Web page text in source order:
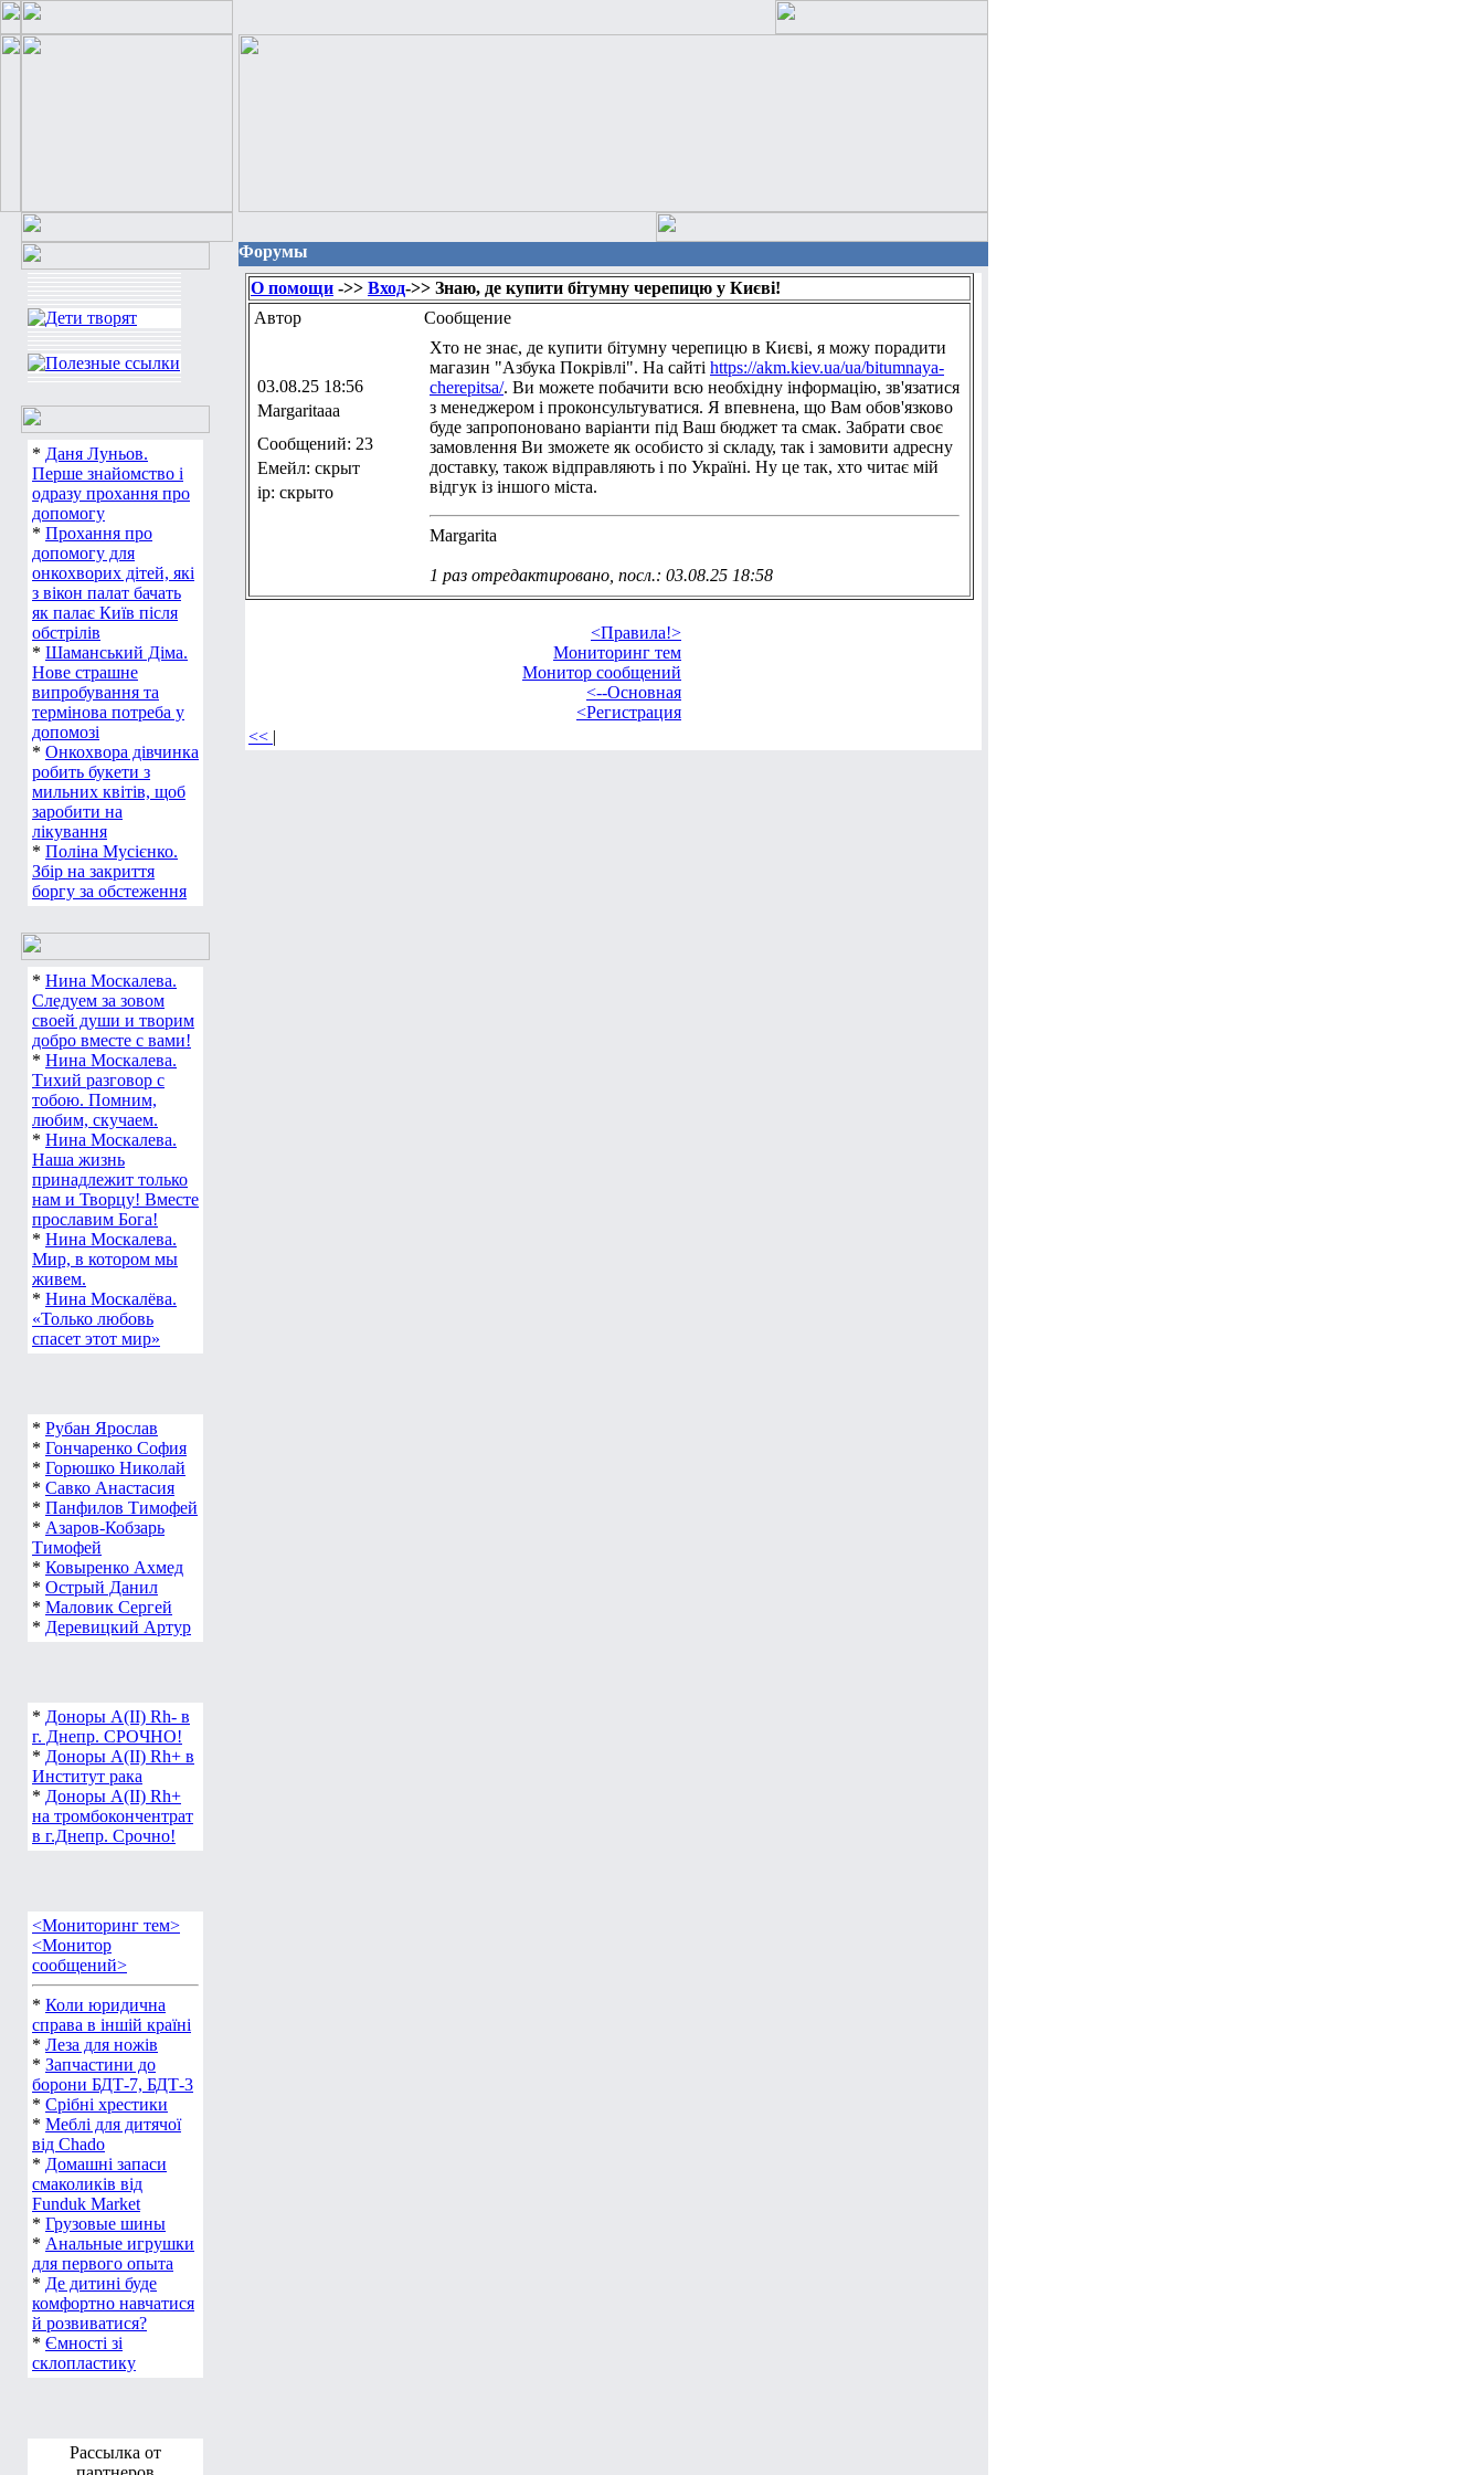
* Даня Луньов.
Перше знайомство і
одразу прохання про
допомогу
* Прохання про
допомогу для
онкохворих дітей, які
з вікон палат бачать
як палає Київ після
обстрілів
* Шаманський Діма.
Нове страшне
випробування та
термінова потреба у
допомозі
* Онкохвора дівчинка
робить букети з
мильних квітів, щоб
заробити на
лікування
* Поліна Мусієнко.
Збір на закриття
боргу за обстеження
* Нина Москалева.
Следуем за зовом
своей души и творим
добро вместе с вами!
* Нина Москалева.
Тихий разговор с
тобою. Помним,
любим, скучаем.
* Нина Москалева.
Наша жизнь
принадлежит только
нам и Творцу! Вместе
прославим Бога!
* Нина Москалева.
Мир, в котором мы
живем.
* Нина Москалёва.
«Только любовь
спасет этот мир»
* Рубан Ярослав
* Гончаренко София
* Горюшко Николай
* Савко Анастасия
* Панфилов Тимофей
* Азаров-Кобзарь
Тимофей
* Ковыренко Ахмед
* Острый Данил
* Маловик Сергей
* Деревицкий Артур
* Доноры А(ІІ) Rh- в
г. Днепр. СРОЧНО!
* Доноры А(ІІ) Rh+ в
Институт рака
* Доноры А(ІІ) Rh+
на тромбокончентрат
в г.Днепр. Срочно!
<Мониторинг тем>
<Монитор
сообщений>
* Коли юридична
справа в іншій країні
* Леза для ножів
* Запчастини до
борони БДТ-7, БДТ-3
* Срібні хрестики
* Меблі для дитячої
від Chado
* Домашні запаси
смаколиків від
Funduk Market
* Грузовые шины
* Анальные игрушки
для первого опыта
* Де дитині буде
комфортно навчатися
й розвиватися?
* Ємності зі
склопластику
Рассылка от
Форумы
О помощи ->> Вход->> Знаю, де купити бітумну черепицю у Києві!
Автор
Сообщение
03.08.25 18:56
Margaritaaa
Сообщений: 23
Емейл: скрыт
ip: скрыто
Хто не знає, де купити бітумну черепицю в Києві, я можу порадити
магазин "Азбука Покрівлі". На сайті https://akm.kiev.ua/ua/bitumnaya-
cherepitsa/. Ви можете побачити всю необхідну інформацію, зв'язатися
з менеджером і проконсультуватися. Я впевнена, що Вам обов'язково
буде запропоновано варіанти під Ваш бюджет та смак. Забрати своє
замовлення Ви зможете як особисто зі складу, так і замовити адресну
доставку, також відправляють і по Україні. Ну це так, хто читає мій
відгук із іншого міста.
Margarita
1 раз отредактировано, посл.: 03.08.25 18:58
<Правила!>
Мониторинг тем
Монитор сообщений
<--Основная
<Регистрация
<< |